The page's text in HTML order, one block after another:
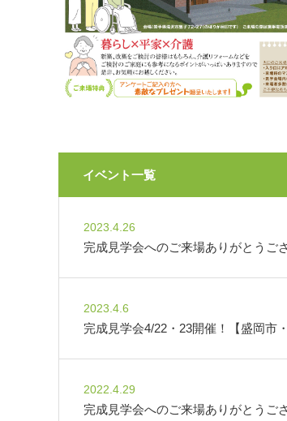
イベント一覧
2023.4.26
完成見学会へのご来場ありがとうご
2023.4.6
完成見学会4/22・23開催！【盛岡市
2022.4.29
完成見学会へのご来場ありがとうご